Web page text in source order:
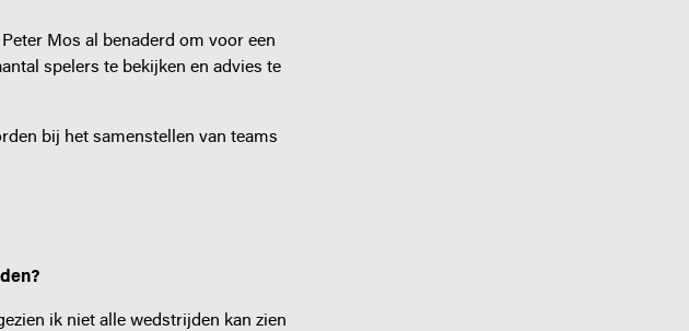
Mos al benaderd om voor een
spelers te bekijken en advies te
bij het samenstellen van teams
ik niet alle wedstrijden kan zien